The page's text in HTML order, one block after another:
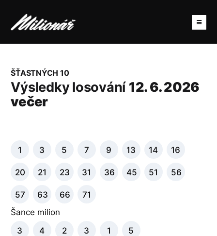
ŠŤASTNÝCH 10
Výsledky losování 12. 6. 2026
večer
1 3 5 7 9 13 14 16
20 21 23 31 36 45 51 56
57 63 66
71
Šance milion
3
4 2 3 1
5